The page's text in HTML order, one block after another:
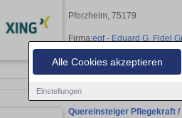
Alle Cookies akzeptieren
Einstellungen
Pforzheim, 75179
Firma:egf - Eduard G. Fidel
Quereinsteiger Pflegekraft